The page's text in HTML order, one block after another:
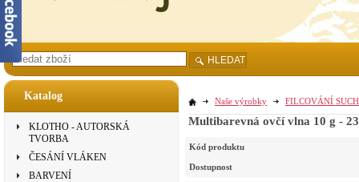
Katalog
KLOTHO - AUTORSKÁ
TVORBA
ČESÁNÍ VLÁKEN
BARVENÍ
Naše výrobky FILCOVÁNÍ
Multibarevná ovčí vlna 10 g - 23
Kód produktu
Dostupnost
HLEDAT